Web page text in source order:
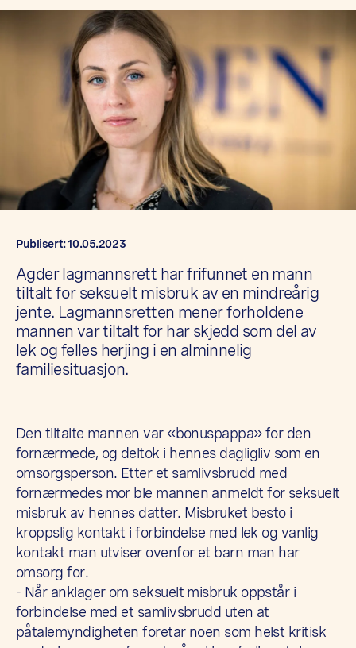
Publisert: 10.05.2023
Agder lagmannsrett har frifunnet en mann
tiltalt for seksuelt misbruk av en mindreårig
jente. Lagmannsretten mener forholdene
mannen var tiltalt for har skjedd som del av
lek og felles herjing i en alminnelig
familiesituasjon.
Den tiltalte mannen var «bonuspappa» for den
fornærmede, og deltok i hennes dagligliv som en
omsorgsperson. Etter et samlivsbrudd med
fornærmedes mor ble mannen anmeldt for seksuelt
misbruk av hennes datter. Misbruket besto i
kroppslig kontakt i forbindelse med lek og vanlig
kontakt man utviser ovenfor et barn man har
omsorg for.
- Når anklager om seksuelt misbruk oppstår i
forbindelse med et samlivsbrudd uten at
påtalemyndigheten foretar noen som helst kritisk